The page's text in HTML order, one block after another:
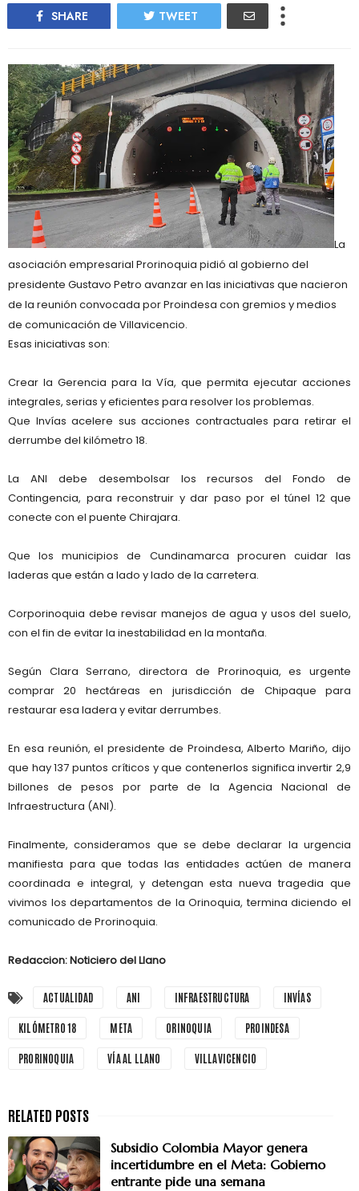
SHARE TWEET
La
asociación empresarial Prorinoquia pidió al gobierno del
presidente Gustavo Petro avanzar en las iniciativas que nacieron
de la reunión convocada por Proindesa con gremios y medios
de comunicación de Villavicencio.
Esas iniciativas son:
Crear la Gerencia para la Vía, que permita ejecutar acciones
integrales, serias y eficientes para resolver los problemas.
Que Invías acelere sus acciones contractuales para retirar el
derrumbe del kilómetro 18.
La ANI debe desembolsar los recursos del Fondo de
Contingencia, para reconstruir y dar paso por el túnel 12 que
conecte con el puente Chirajara.
Que los municipios de Cundinamarca procuren cuidar las
laderas que están a lado y lado de la carretera.
Corporinoquia debe revisar manejos de agua y usos del suelo,
con el fin de evitar la inestabilidad en la montaña.
Según Clara Serrano, directora de Prorinoquia, es urgente
comprar 20 hectáreas en jurisdicción de Chipaque para
restaurar esa ladera y evitar derrumbes.
En esa reunión, el presidente de Proindesa, Alberto Mariño, dijo
que hay 137 puntos críticos y que contenerlos significa invertir 2,9
billones de pesos por parte de la Agencia Nacional de
Infraestructura (ANI).
Finalmente, consideramos que se debe declarar la urgencia
manifiesta para que todas las entidades actúen de manera
coordinada e integral, y detengan esta nueva tragedia que
vivimos los departamentos de la Orinoquia, termina diciendo el
comunicado de Prorinoquia.
Redaccion: Noticiero del Llano
ACTUALIDAD ANI INFRAESTRUCTURA INVÍAS
KILÓMETRO 18 META ORINOQUIA PROINDESA
PRORINOQUIA VÍA AL LLANO VILLAVICENCIO
Subsidio Colombia Mayor genera
incertidumbre en el Meta: Gobierno
entrante pide una semana